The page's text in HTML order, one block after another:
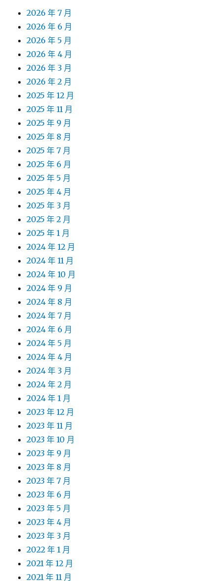
2026 年 7 月
2026 年 6 月
2026 年 5 月
2026 年 4 月
2026 年 3 月
2026 年 2 月
2025 年 12 月
2025 年 11 月
2025 年 9 月
2025 年 8 月
2025 年 7 月
2025 年 6 月
2025 年 5 月
2025 年 4 月
2025 年 3 月
2025 年 2 月
2025 年 1 月
2024 年 12 月
2024 年 11 月
2024 年 10 月
2024 年 9 月
2024 年 8 月
2024 年 7 月
2024 年 6 月
2024 年 5 月
2024 年 4 月
2024 年 3 月
2024 年 2 月
2024 年 1 月
2023 年 12 月
2023 年 11 月
2023 年 10 月
2023 年 9 月
2023 年 8 月
2023 年 7 月
2023 年 6 月
2023 年 5 月
2023 年 4 月
2023 年 3 月
2022 年 1 月
2021 年 12 月
2021 年 11 月